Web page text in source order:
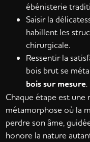
ébénisterie
Saisir la
habillent les
chirurgicale.
Ressentir la
bois brut se
bois sur mesure.
Chaque étape est une
métamorphose où la
perdre son âme,
honore la nature